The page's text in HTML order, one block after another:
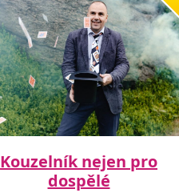
Kouzelník nejen pro
dospělé